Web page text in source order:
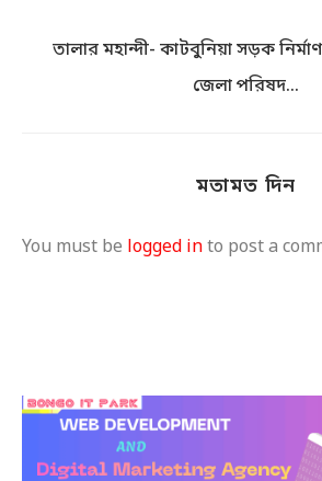
তালার মহান্দী- কাটবুনিয়া সড়ক
জেলা পরিষদ...
মতামত দিন
You must be logged into post a